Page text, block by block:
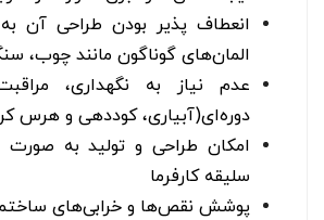
انعطاف پذیر بودن طراحی آن به
المان‌های گوناگون مانند چوب،
عدم نیاز به نگهداری،
دوره‌ای(آبیاری، کوددهی و هرس
امکان طراحی و تولید به
سلیقه کارفرما
پوشش نقص‌ها و خرابی‌های